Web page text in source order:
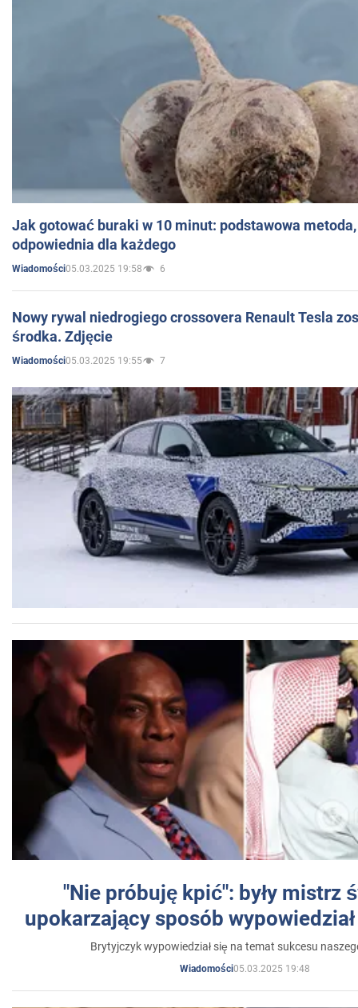
Jak gotować buraki w 10 minut: podstawowa
odpowiednia dla każdego
Wiadomości05.03.2025 19:58 6
Nowy rywal niedrogiego crossovera Renault Tesla
środka. Zdjęcie
Wiadomości05.03.2025 19:55 7
"Nie próbuję kpić": były mistrz
upokarzający sposób
Brytyjczyk wypowiedział się na temat sukcesu
Wiadomości05.03.2025 19:48